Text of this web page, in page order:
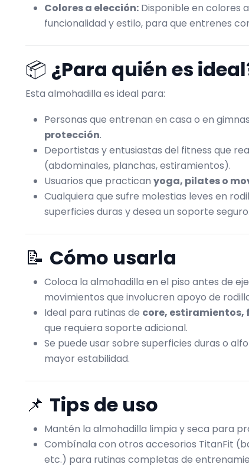
Colores a elección: Disponible en colores
funcionalidad y estilo, para que entrenes
📦 ¿Para quién es
Esta almohadilla es ideal para:
Personas que entrenan en casa o en
protección.
Deportistas y entusiastas del fitness que
(abdominales, planchas, estiramientos).
Usuarios que practican yoga, pilates o
Cualquiera que sufre molestias leves en
superficies duras y desea un soporte seguro.
📝 Cómo usarla
Coloca la almohadilla en el piso antes de
movimientos que involucren apoyo de
Ideal para rutinas de core, estiramientos,
que requiera soporte adicional.
Se puede usar sobre superficies duras o
mayor estabilidad.
📌 Tips de uso
Mantén la almohadilla limpia y seca para
Combínala con otros accesorios TitanFit
etc.) para rutinas completas de